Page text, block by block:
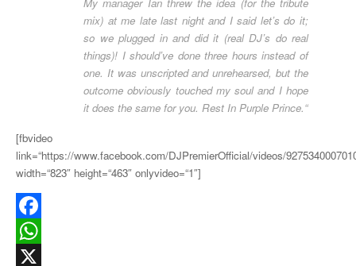
mix) at me late last night and I said let’s do it;
so we plugged in and did it (real DJ’s do real
things)! I should’ve done three hours instead of
one. It was unscripted and unrehearsed, but the
outcome obviously touched my soul and I hope
it does the same for you. Rest In Purple Prince.“
[fbvideo
link=“https://www.facebook.com/DJPremierOfficial/videos/
width=“823″ height=“463″ onlyvideo=“1″]
Facebook
WhatsApp